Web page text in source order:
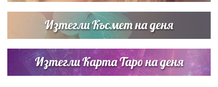
Изтегли Късмет на деня
Изтегли Карта Таро на деня